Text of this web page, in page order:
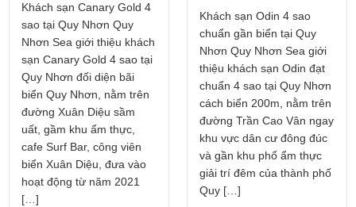
Khách sạn Canary Gold 4
sao tại Quy Nhơn Quy
Nhơn Sea giới thiệu khách
sạn Canary Gold 4 sao tại
Quy Nhơn đối diện bãi
biển Quy Nhơn, nằm trên
đường Xuân Diệu sầm
uất, gầm khu ẩm thực,
cafe Surf Bar, công viên
biển Xuân Diệu, đưa vào
hoạt động từ năm 2021
[…]
Khách sạn Odin 4 sao
chuẩn gần biển tại Quy
Nhơn Quy Nhơn Sea giới
thiệu khách sạn Odin đạt
chuẩn 4 sao tại Quy Nhơn
cách biển 200m, nằm trên
đường Trần Cao Vân ngay
khu vực dân cư đông đúc
và gần khu phố ẩm thực
giải trí đêm của thành phố
Quy […]